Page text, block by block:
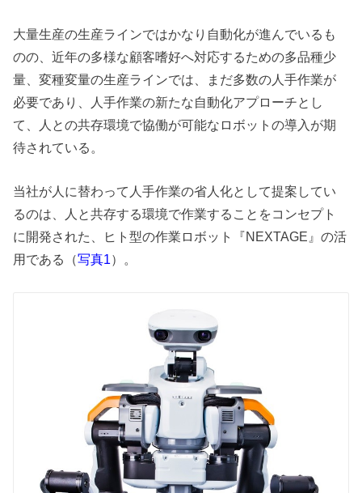
大量生産の生産ラインではかなり自動化が進んでいるも
のの、近年の多様な顧客嗜好へ対応するための多品種少
量、変種変量の生産ラインでは、まだ多数の人手作業が
必要であり、人手作業の新たな自動化アプローチとし
て、人との共存環境で協働が可能なロボットの導入が期
待されている。
当社が人に替わって人手作業の省人化として提案してい
るのは、人と共存する環境で作業することをコンセプト
に開発された、ヒト型の作業ロボット『NEXTAGE』の活
用である（写真1）。